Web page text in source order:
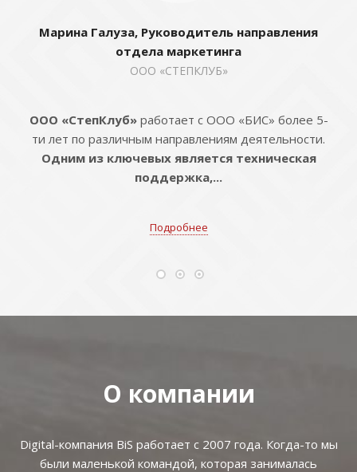
Марина Галуза, Руководитель направления
отдела маркетинга
ООО «СТЕПКЛУБ»
ООО «СтепКлуб»работает с ООО «БИС» более 5-
ти лет по различным направлениям деятельности.
Одним из ключевых является техническая
поддержка,...
Подробнее
О компании
Digital-компания BiS работает с 2007 года. Когда-то мы
были маленькой командой, которая занималась